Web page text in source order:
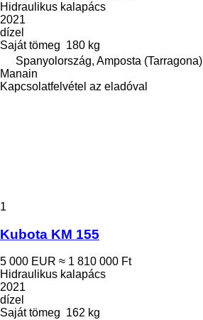
Hidraulikus kalapács
2021
dízel
Saját tömeg 180 kg
Spanyolország, Amposta (Tarragona)
Manain
Kapcsolatfelvétel az eladóval
1
Kubota KM 155
5 000 EUR ≈ 1 810 000 Ft
Hidraulikus kalapács
2021
dízel
Saját tömeg 162 kg